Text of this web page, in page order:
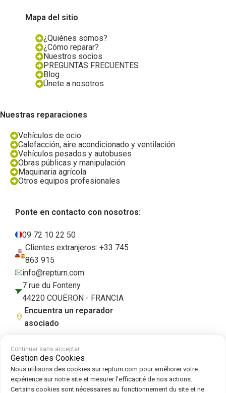
Mapa del sitio
¿Quiénes somos?
¿Cómo reparar?
Nuestros socios
PREGUNTAS FRECUENTES
Blog
Únete a nosotros
Nuestras reparaciones
Vehículos de ocio
Calefacción, aire acondicionado y ventilación
Vehículos pesados y autobuses
Obras públicas y manipulación
Maquinaria agrícola
Otros equipos profesionales
Ponte en contacto con nosotros:
09 72 10 22 50
Clientes extranjeros: +33 745
863 915
info@repturn.com
7 rue du Fonteny
44220 COUËRON - FRANCIA
Encuentra un reparador
asociado
Condiciones generales de venta Aviso legal Política de privacidad
Cookies|Política de cookies
Continuer sans accepter
Gestion des Cookies
Nous utilisons des cookies sur repturn.com pour améliorer votre
expérience sur notre site et mesurer l’efficacité de nos actions.
Certains cookies sont nécessaires au fonctionnement du site et ne